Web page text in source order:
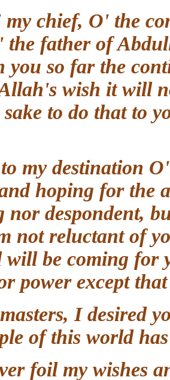
my chief, O' the
the father of
you so far the
Allah's wish it
sake to do that
to my destination
and hoping for
nor
not reluctant
will be coming
power except
I desired
of this world
foil my